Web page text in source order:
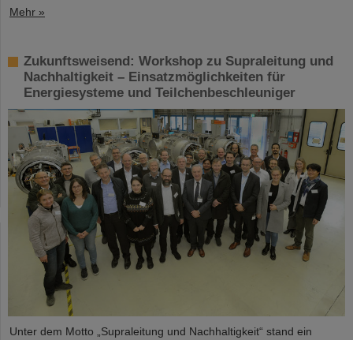
Mehr »
Zukunftsweisend: Workshop zu Supraleitung und
Nachhaltigkeit – Einsatzmöglichkeiten für
Energiesysteme und Teilchenbeschleuniger
Unter dem Motto „Supraleitung und Nachhaltigkeit“ stand ein